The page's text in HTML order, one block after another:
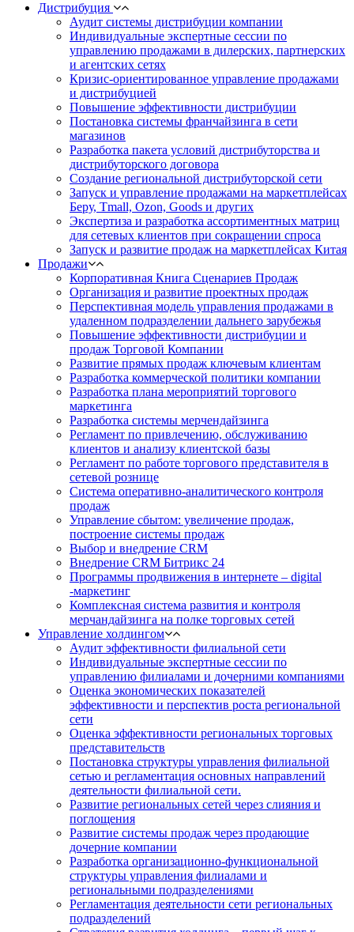
Дистрибуция
Аудит системы дистрибуции компании
Индивидуальные экспертные сессии по
управлению продажами в дилерских, партнерских
и агентских сетях
Кризис-ориентированное управление продажами
и дистрибуцией
Повышение эффективности дистрибуции
Постановка системы франчайзинга в сети
магазинов
Разработка пакета условий дистрибуторства и
дистрибуторского договора
Создание региональной дистрибуторской сети
Запуск и управление продажами на маркетплейсах
Беру, Tmall, Ozon, Goods и других
Экспертиза и разработка ассортиментных матриц
для сетевых клиентов при сокращении спроса
Запуск и развитие продаж на маркетплейсах Китая
Продажи
Корпоративная Книга Сценариев Продаж
Организация и развитие проектных продаж
Перспективная модель управления продажами в
удаленном подразделении дальнего зарубежья
Повышение эффективности дистрибуции и
продаж Торговой Компании
Развитие прямых продаж ключевым клиентам
Разработка коммерческой политики компании
Разработка плана мероприятий торгового
маркетинга
Разработка системы мерчендайзинга
Регламент по привлечению, обслуживанию
клиентов и анализу клиентской базы
Регламент по работе торгового представителя в
сетевой рознице
Система оперативно-аналитического контроля
продаж
Управление сбытом: увеличение продаж,
построение системы продаж
Выбор и внедрение CRM
Внедрение CRM Битрикс 24
Программы продвижения в интернете – digital
-маркетинг
Комплексная система развития и контроля
мерчандайзинга на полке торговых сетей
Управление холдингом
Аудит эффективности филиальной сети
Индивидуальные экспертные сессии по
управлению филиалами и дочерними компаниями
Оценка экономических показателей
эффективности и перспектив роста региональной
сети
Оценка эффективности региональных торговых
представительств
Постановка структуры управления филиальной
сетью и регламентация основных направлений
деятельности филиальной сети.
Развитие региональных сетей через слияния и
поглощения
Развитие системы продаж через продающие
дочерние компании
Разработка организационно-функциональной
структуры управления филиалами и
региональными подразделениями
Регламентация деятельности сети региональных
подразделений